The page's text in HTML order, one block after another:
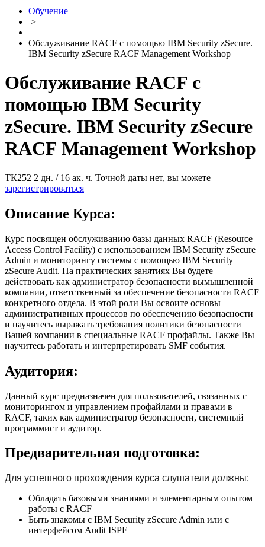
Обучение
>
Обслуживание RACF с помощью IBM Security zSecure.
IBM Security zSecure RACF Management Workshop
Обслуживание RACF с
помощью IBM Security
zSecure. IBM Security zSecure
RACF Management Workshop
ТК252 2 дн. / 16 ак. ч. Точной даты нет, вы можете
зарегистрироваться
Описание Курса:
Курс посвящен обслуживанию базы данных RACF (Resource
Access Control Facility) с использованием IBM Security zSecure
Admin и мониторингу системы с помощью IBM Security
zSecure Audit. На практических занятиях Вы будете
действовать как администратор безопасности вымышленной
компании, ответственный за обеспечение безопасности RACF
конкретного отдела. В этой роли Вы освоите основы
административных процессов по обеспечению безопасности
и научитесь выражать требования политики безопасности
Вашей компании в специальные RACF профайлы. Также Вы
научитесь работать и интерпретировать SMF события.
Аудитория:
Данный курс предназначен для пользователей, связанных с
мониторингом и управлением профайлами и правами в
RACF, таких как администратор безопасности, системный
программист и аудитор.
Предварительная подготовка:
Для успешного прохождения курса слушатели должны:
Обладать базовыми знаниями и элементарным опытом
работы с RACF
Быть знакомы с IBM Security zSecure Admin или c
интерфейсом Audit ISPF